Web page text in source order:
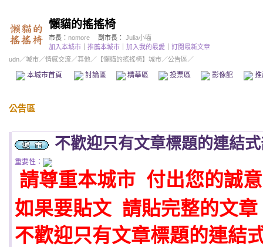
懶貓的搖搖椅
市長： nomore 副市長： Julia小喵
加入本城市
推薦本城市 加入我的最愛
訂閱最新文章
udn／城市／情感交流／其他 ／ 【懶貓的搖搖椅】城市／公告區／
本城市首頁 討論區 精華區 投票區 影像館
公告區
不歡迎只有文章標題的連結
重要性：
請尊重本城市 付出您的誠意
如果要貼文 請貼完整的文章
不歡迎只有文章標題的連結